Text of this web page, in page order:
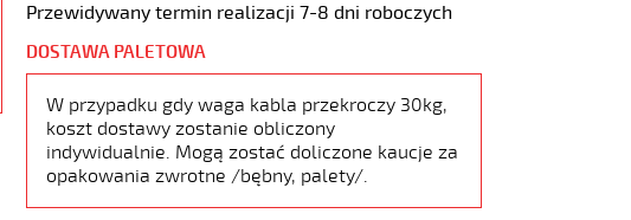
Przewidywany termin realizacji 7-8 dni roboczych
DOSTAWA PALETOWA
W przypadku gdy waga kabla przekroczy 30kg,
koszt dostawy zostanie obliczony
indywidualnie. Mogą zostać doliczone kaucje za
opakowania zwrotne /bębny, palety/.